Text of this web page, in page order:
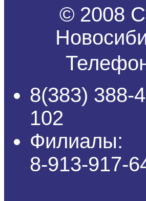
© 2008
8(383) 388-
102
Филиалы:
8-913-917-